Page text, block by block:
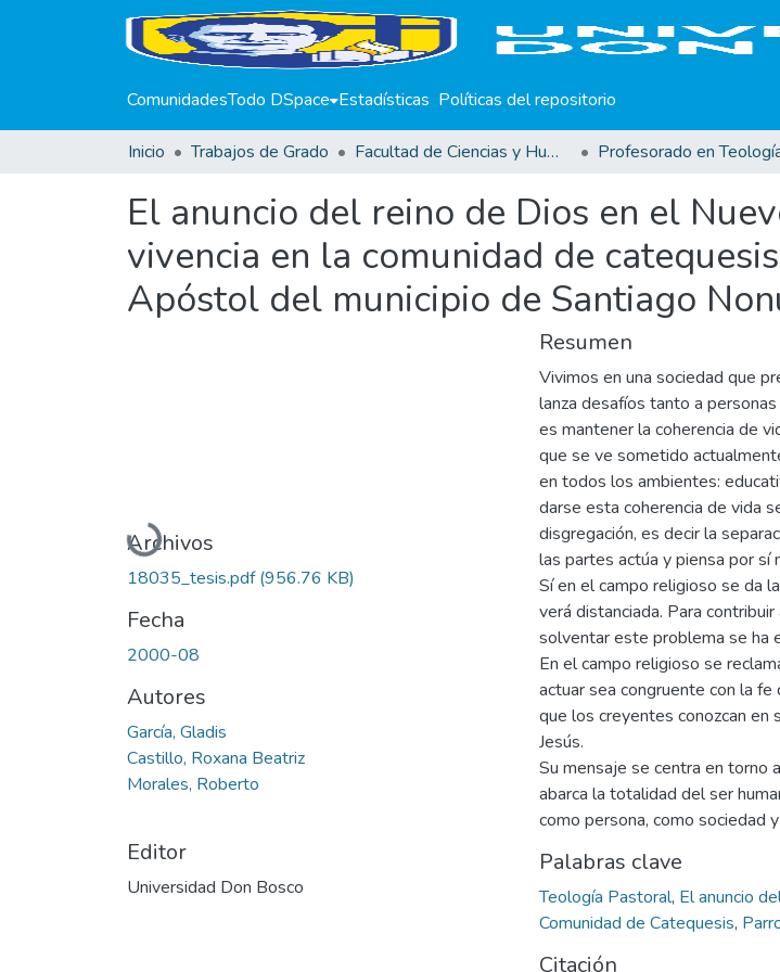
ComunidadesTodo DSpace Estadísticas Políticas del repositorio
Inicio Trabajos de Grado Facultad de Ciencias y Humanidades
El anuncio del reino de Dios en el
vivencia en la comunidad de
Apóstol del municipio de Santiago
Cargando...
Archivos
18035_tesis.pdf(956.76 KB)
Fecha
2000-08
Autores
García, Gladis
Castillo, Roxana Beatriz
Morales, Roberto
Editor
Universidad Don Bosco
Resumen
Vivimos en una sociedad que
lanza desafíos tanto a
es mantener la coherencia de
que se ve sometido
en todos los ambientes:
darse esta coherencia de vida
disgregación, es decir la
las partes actúa y piensa por sí
Sí en el campo religioso se da
verá distanciada. Para contribuir
solventar este problema se ha
En el campo religioso se
actuar sea congruente con la
que los creyentes conozcan en
Jesús.
Su mensaje se centra en torno
abarca la totalidad del ser
como persona, como sociedad
Palabras clave
Teología Pastoral, El anuncio
Comunidad de Catequesis,
Citación